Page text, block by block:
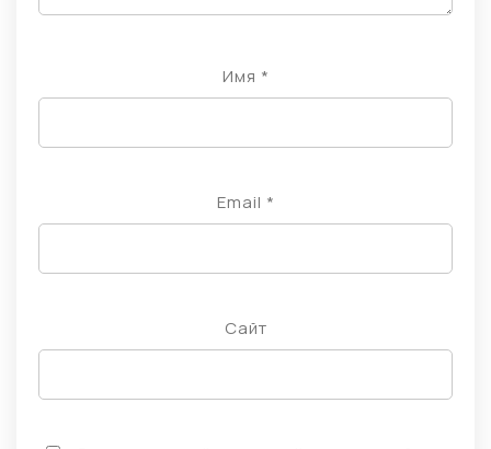
Имя *
Email *
Сайт